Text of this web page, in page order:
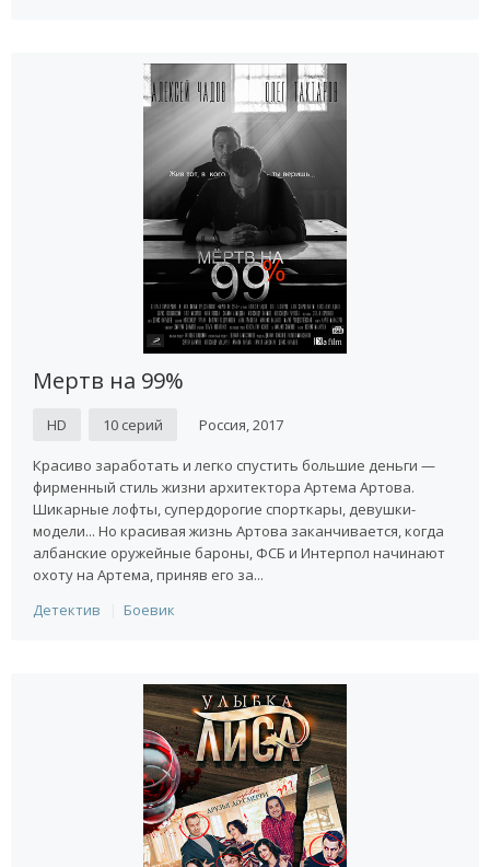
Мертв на 99%
HD 10 серий Россия, 2017
Красиво заработать и легко спустить большие деньги —
фирменный стиль жизни архитектора Артема Артова.
Шикарные лофты, супердорогие спорткары, девушки-
модели... Но красивая жизнь Артова заканчивается, когда
албанские оружейные бароны, ФСБ и Интерпол начинают
охоту на Артема, приняв его за...
Детектив
Боевик